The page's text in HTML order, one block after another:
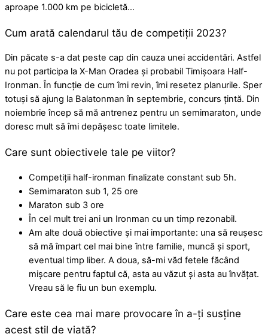
aproape 1.000 km pe bicicletă…
Cum arată calendarul tău de competiții 2023?
Din păcate s-a dat peste cap din cauza unei accidentări. Astfel
nu pot participa la X-Man Oradea și probabil Timișoara Half-
Ironman. În funcție de cum îmi revin, îmi resetez planurile. Sper
totuși să ajung la Balatonman în septembrie, concurs țintă. Din
noiembrie încep să mă antrenez pentru un semimaraton, unde
doresc mult să îmi depășesc toate limitele.
Care sunt obiectivele tale pe viitor?
Competiții half-ironman finalizate constant sub 5h.
Semimaraton sub 1, 25 ore
Maraton sub 3 ore
În cel mult trei ani un Ironman cu un timp rezonabil.
Am alte două obiective și mai importante: una să reușesc
să mă împart cel mai bine între familie, muncă și sport,
eventual timp liber. A doua, să-mi văd fetele făcând
mișcare pentru faptul că, asta au văzut și asta au învățat.
Vreau să le fiu un bun exemplu.
Care este cea mai mare provocare în a-ți susține
acest stil de viață?